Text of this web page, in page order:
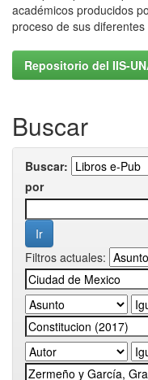
académicos producidos
proceso de sus
Repositorio del IIS-
Buscar
Buscar:
por
Filtros actuales: